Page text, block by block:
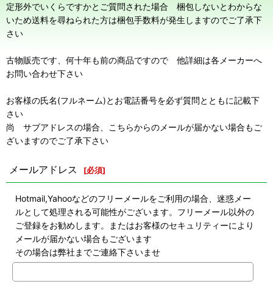
定形外でいくらですかとご質問された場合 梱包しないとわからな
いため送料を尋ねられた方は梱包手数料が発生しますのでご了承下
さい
古物販売です、何十年も前の商品ですので 他詳細は各メーカーへ
お問い合わせ下さい
お客様の氏名(フルネーム)とお電話番号を必ず質問とともに記載下
さい
尚 サブアドレスの場合、こちらからのメールが届かない場合もご
ざいますのでご了承下さい
メールアドレス [必須]
Hotmail,Yahooなどのフリーメールをご利用の場合、迷惑メー
ルとして処理される可能性がございます。フリーメール以外の
ご登録をお勧めします。またはお客様のセキュリティーにより
メールが届かない場合もございます
その場合は弊社までご連絡下さいませ